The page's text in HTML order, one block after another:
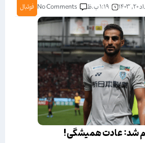
۱:۱۹ ب.ظ No Comments فوتبال
شد: عادت همیشگی!